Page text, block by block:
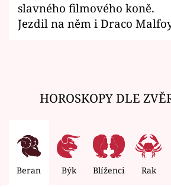
slavného filmového koně.
Jezdil na něm i Draco
HOROSKOPY DLE
Beran Býk Blíženci Rak